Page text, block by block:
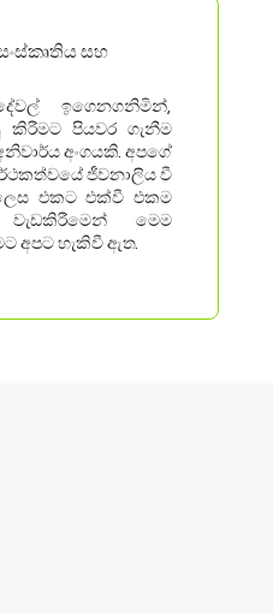
සහ
ඉගෙනගනිමින්,
කිරීමට පියවර ගැනීම
අංගයකි. අපගේ
ජීවනාලිය වී
එකට එක්වී එකම
මෙම
අපට හැකිවී ඇත.